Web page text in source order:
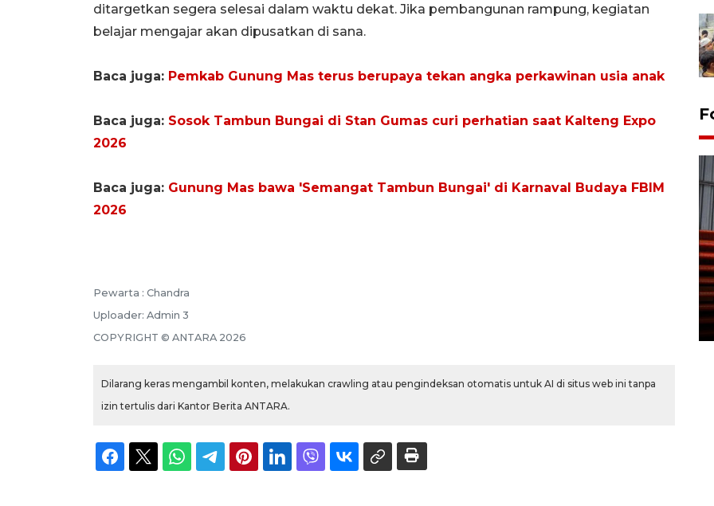
ditargetkan segera selesai dalam waktu dekat. Jika pembangunan rampung, kegiatan
belajar mengajar akan dipusatkan di sana.
Baca juga: Pemkab Gunung Mas terus berupaya tekan angka perkawinan usia anak
Baca juga: Sosok Tambun Bungai di Stan Gumas curi perhatian saat Kalteng Expo
2026
Baca juga: Gunung Mas bawa 'Semangat Tambun Bungai' di Karnaval Budaya FBIM
2026
Pewarta : Chandra
Uploader: Admin 3
COPYRIGHT © ANTARA 2026
Dilarang keras mengambil konten, melakukan crawling atau pengindeksan otomatis untuk AI di situs web ini tanpa
izin tertulis dari Kantor Berita ANTARA.